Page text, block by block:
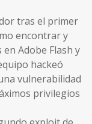
tras el primer
encontrar y
Adobe Flash y
hackeó
vulnerabilidad
privilegios